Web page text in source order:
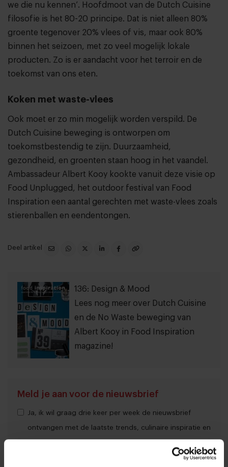
we die nu kennen’. Hoofdmoot van de Dutch Cuisine
filosofie is het 80-20 principe. Dat is niet alleen 80%
groente tegenover 20% vlees of vis, maar ook 80%
binnen het seizoen, met zo veel mogelijk lokale
producten. Zo is er aandacht voor het terroir en de
toekomst van ons eten.
Koken met waste-vlees
Ook moet er zo min mogelijk worden verspild. De
Dutch Cuisine beweging is ontworpen om
toekomstbestendig te zijn. Duurzaamheid,
gezondheid, en groenten staan hoog in het vaandel.
Ambassadeur Albert Kooy kookte vanuit deze visie op
Food Unplugged, het outdoor festival van Food
Inspiration een aantal gerechten met waste-vlees zoals
stierenballen en eendentongen.
Deel artikel
136: Design & Mood
Lees nog meer over Dutch Cuisine
en de No Waste beweging van
Albert Kooy in Food Inspiration
magazine!
Meld je aan voor de nieuwsbrief
Ja, ik wil graag drie keer per week de nieuwsbrief
ontvangen met de laatste trends, culinaire inspiratie en